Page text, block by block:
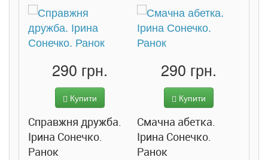
290 грн.
Купити
Справжня дружба.
Ірина Сонечко.
Ранок
290 грн.
Купити
Смачна абетка.
Ірина Сонечко.
Ранок